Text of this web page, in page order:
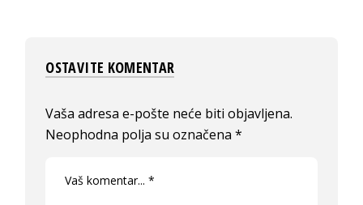
OSTAVITE KOMENTAR
Vaša adresa e-pošte neće biti objavljena.
Neophodna polja su označena*